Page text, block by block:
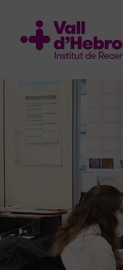
contingut